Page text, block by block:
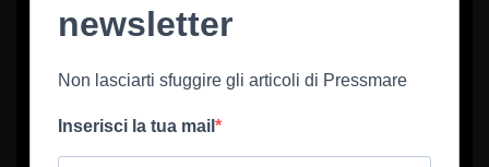
newsletter
Non lasciarti sfuggire gli articoli di Pressmare
Inserisci la tua mail